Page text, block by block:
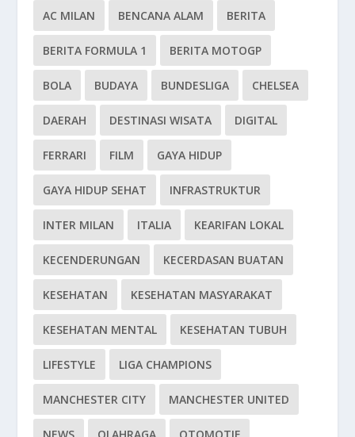
AC MILAN BENCANA ALAM BERITA
BERITA FORMULA 1 BERITA MOTOGP
BOLA BUDAYA BUNDESLIGA CHELSEA
DAERAH DESTINASI WISATA DIGITAL
FERRARI FILM GAYA HIDUP
GAYA HIDUP SEHAT INFRASTRUKTUR
INTER MILAN ITALIA KEARIFAN LOKAL
KECENDERUNGAN KECERDASAN BUATAN
KESEHATAN KESEHATAN MASYARAKAT
KESEHATAN MENTAL KESEHATAN TUBUH
LIFESTYLE LIGA CHAMPIONS
MANCHESTER CITY MANCHESTER UNITED